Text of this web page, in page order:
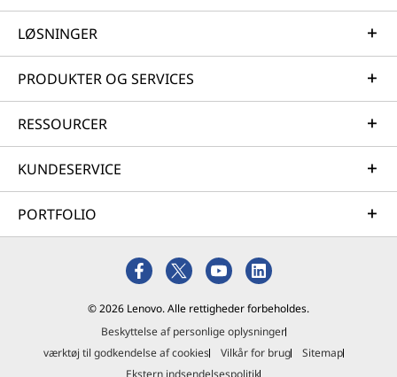
LØSNINGER
PRODUKTER OG SERVICES
RESSOURCER
KUNDESERVICE
PORTFOLIO
© 2026 Lenovo. Alle rettigheder forbeholdes.
Beskyttelse af personlige oplysninger
værktøj til godkendelse af cookies
Vilkår for brug
Sitemap